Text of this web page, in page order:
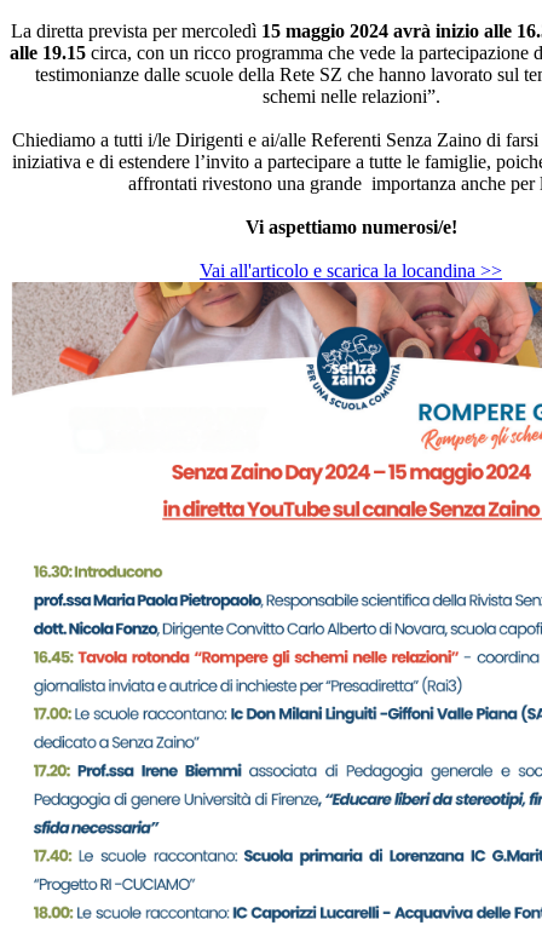
La diretta prevista per mercoledì 15 maggio 2024 avrà inizio alle
alle 19.15 circa, con un ricco programma che vede la partecipazione
testimonianze dalle scuole della Rete SZ che hanno lavorato sul
schemi nelle relazioni”.
Chiediamo a tutti i/le Dirigenti e ai/alle Referenti Senza Zaino di farsi
iniziativa e di estendere l’invito a partecipare a tutte le famiglie,
affrontati rivestono una grande importanza anche per
Vi aspettiamo numerosi/e!
Vai all'articolo e scarica la locandina >>